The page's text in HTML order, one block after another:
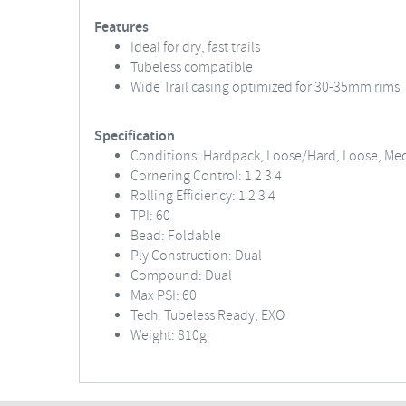
Features
Ideal for dry, fast trails
Tubeless compatible
Wide Trail casing optimized for 30-35mm rims
Specification
Conditions: Hardpack, Loose/Hard, Loose,
Cornering Control: 1 2 3 4
Rolling Efficiency: 1 2 3 4
TPI: 60
Bead: Foldable
Ply Construction: Dual
Compound: Dual
Max PSI: 60
Tech: Tubeless Ready, EXO
Weight: 810g